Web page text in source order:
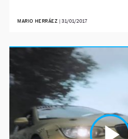
MARIO HERRÁEZ | 31/01/2017